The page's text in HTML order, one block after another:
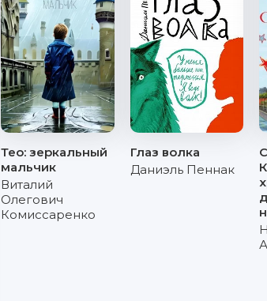
Тео: зеркальный
мальчик
Виталий
Олегович
Комиссаренко
Глаз волка
Даниэль Пеннак